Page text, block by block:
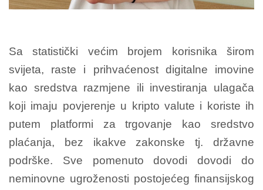
Sa statistički većim brojem korisnika širom
svijeta, raste i prihvaćenost digitalne imovine
kao sredstva razmjene ili investiranja ulagača
koji imaju povjerenje u kripto valute i koriste ih
putem platformi za trgovanje kao sredstvo
plaćanja, bez ikakve zakonske tj. državne
podrške. Sve pomenuto dovodi dovodi do
neminovne ugroženosti postojećeg finansijskog